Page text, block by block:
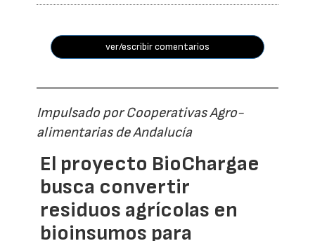
ver/escribir comentarios
Impulsado por Cooperativas Agro-
alimentarias de Andalucía
El proyecto BioChargae
busca convertir
residuos agrícolas en
bioinsumos para